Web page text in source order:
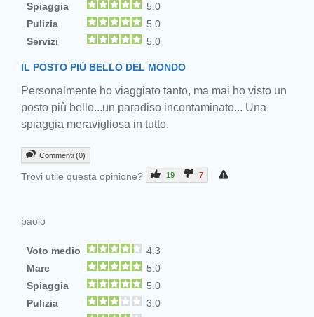
Spiaggia
5.0
Pulizia
5.0
Servizi
5.0
IL POSTO PIÙ BELLO DEL MONDO
Personalmente ho viaggiato tanto, ma mai ho visto un
posto più bello...un paradiso incontaminato... Una
spiaggia meravigliosa in tutto.
Commenti (0)
Trovi utile questa opinione? 19 7
paolo
Voto medio
4.3
Mare
5.0
Spiaggia
5.0
Pulizia
3.0